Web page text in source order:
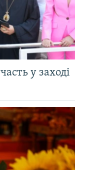
у заході